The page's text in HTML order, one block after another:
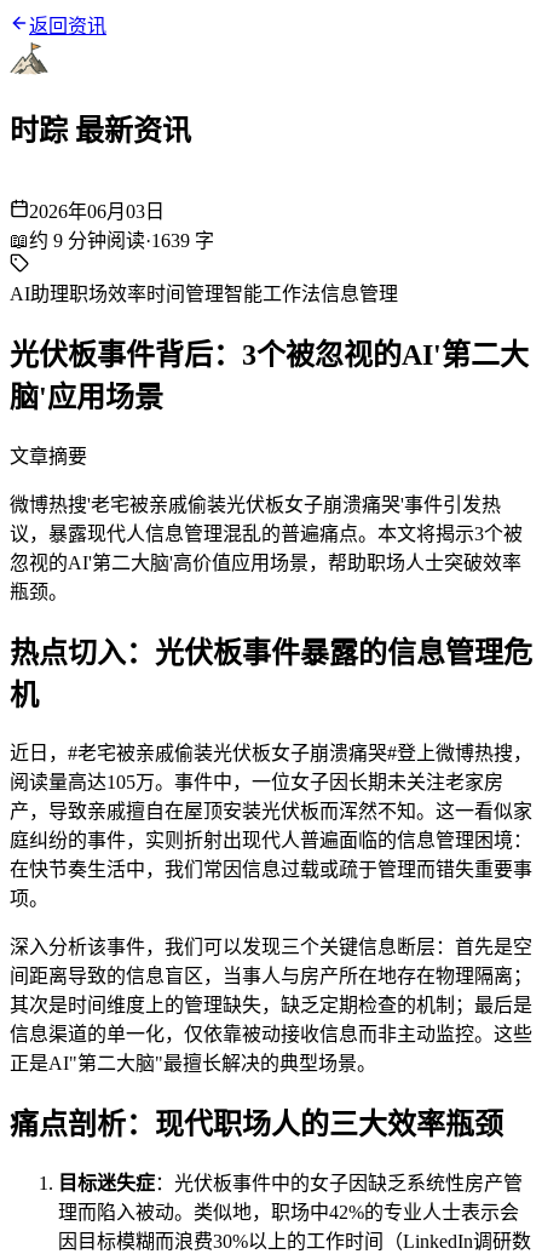
返回资讯
时踪 最新资讯
2026年06月03日
📖约 9 分钟阅读·1639 字
AI助理职场效率时间管理智能工作法信息管理
光伏板事件背后：3个被忽视的AI'第二大
脑'应用场景
文章摘要
微博热搜'老宅被亲戚偷装光伏板女子崩溃痛哭'事件引发热
议，暴露现代人信息管理混乱的普遍痛点。本文将揭示3个被
忽视的AI'第二大脑'高价值应用场景，帮助职场人士突破效率
瓶颈。
热点切入：光伏板事件暴露的信息管理危
机
近日，#老宅被亲戚偷装光伏板女子崩溃痛哭#登上微博热搜，
阅读量高达105万。事件中，一位女子因长期未关注老家房
产，导致亲戚擅自在屋顶安装光伏板而浑然不知。这一看似家
庭纠纷的事件，实则折射出现代人普遍面临的信息管理困境：
在快节奏生活中，我们常因信息过载或疏于管理而错失重要事
项。
深入分析该事件，我们可以发现三个关键信息断层：首先是空
间距离导致的信息盲区，当事人与房产所在地存在物理隔离；
其次是时间维度上的管理缺失，缺乏定期检查的机制；最后是
信息渠道的单一化，仅依靠被动接收信息而非主动监控。这些
正是AI"第二大脑"最擅长解决的典型场景。
痛点剖析：现代职场人的三大效率瓶颈
目标迷失症：光伏板事件中的女子因缺乏系统性房产管
理而陷入被动。类似地，职场中42%的专业人士表示会
因目标模糊而浪费30%以上的工作时间（LinkedIn调研数